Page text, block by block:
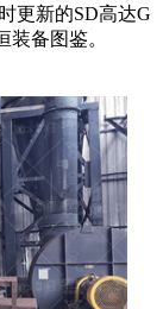
更新的SD高达G
备图鉴。